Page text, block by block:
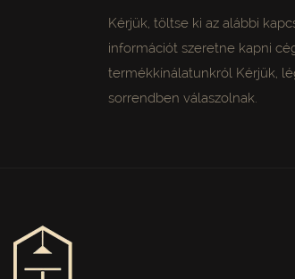
Kérjük, töltse ki az alábbi
információt szeretne kapni
termékkínálatunkról Kérjük,
sorrendben válaszolnak.